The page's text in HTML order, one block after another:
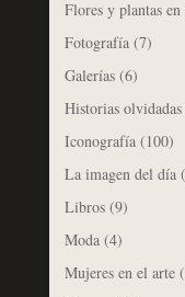
Flores y plantas en
Fotografía(7)
Galerías(6)
Historias olvidadas
Iconografía(100)
La imagen del día
Libros(9)
Moda(4)
Mujeres en el arte